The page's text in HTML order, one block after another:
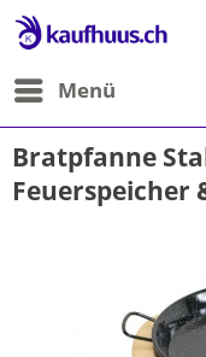
Menü
Bratpfanne
Feuerspeicher